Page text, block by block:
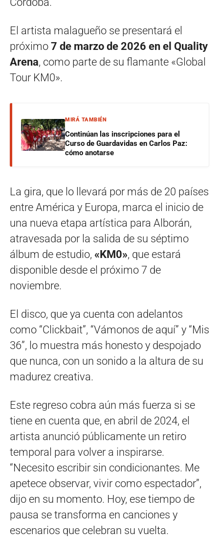
El artista malagueño se presentará el
próximo 7 de marzo de 2026 en el Quality
Arena, como parte de su flamante «Global
Tour KM0».
MIRÁ TAMBIÉN
Continúan las inscripciones para el
Curso de Guardavidas en Carlos Paz:
cómo anotarse
La gira, que lo llevará por más de 20 países
entre América y Europa, marca el inicio de
una nueva etapa artística para Alborán,
atravesada por la salida de su séptimo
álbum de estudio, «KM0», que estará
disponible desde el próximo 7 de
noviembre.
El disco, que ya cuenta con adelantos
como “Clickbait”, “Vámonos de aquí” y “Mis
36”, lo muestra más honesto y despojado
que nunca, con un sonido a la altura de su
madurez creativa.
Este regreso cobra aún más fuerza si se
tiene en cuenta que, en abril de 2024, el
artista anunció públicamente un retiro
temporal para volver a inspirarse.
“Necesito escribir sin condicionantes. Me
apetece observar, vivir como espectador”,
dijo en su momento. Hoy, ese tiempo de
pausa se transforma en canciones y
escenarios que celebran su vuelta.